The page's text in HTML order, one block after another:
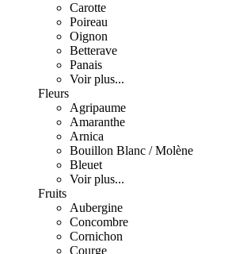
Carotte
Poireau
Oignon
Betterave
Panais
Voir plus...
Fleurs
Agripaume
Amaranthe
Arnica
Bouillon Blanc / Molène
Bleuet
Voir plus...
Fruits
Aubergine
Concombre
Cornichon
Courge